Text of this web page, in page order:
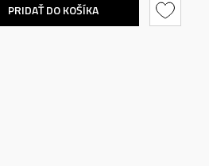
PRIDAŤ DO KOŠÍKA